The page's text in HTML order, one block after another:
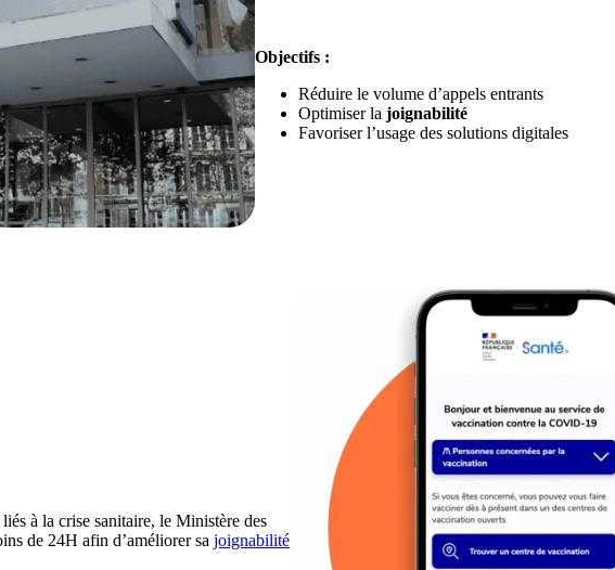
Objectifs :
Réduire le volume d’appels entrants
Optimiser la joignabilité
Favoriser l’usage des solutions digitales
à la crise sanitaire, le Ministère des
de 24H afin d’améliorer sa joignabilité